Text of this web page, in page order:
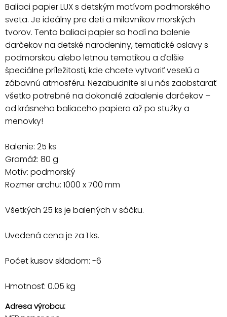
Baliaci papier LUX s detským motívom podmorského
sveta. Je ideálny pre deti a milovníkov morských
tvorov. Tento baliaci papier sa hodí na balenie
darčekov na detské narodeniny, tematické oslavy s
podmorskou alebo letnou tematikou a ďalšie
špeciálne príležitosti, kde chcete vytvoriť veselú a
zábavnú atmosféru. Nezabudnite si u nás zaobstarať
všetko potrebné na dokonalé zabalenie darčekov –
od krásneho baliaceho papiera až po stužky a
menovky!
Balenie: 25 ks
Gramáž: 80 g
Motív: podmorský
Rozmer archu: 1000 x 700 mm
Všetkých 25 ks je balených v sáčku.
Uvedená cena je za 1 ks.
Počet kusov skladom: -6
Hmotnosť: 0.05 kg
Adresa výrobcu: